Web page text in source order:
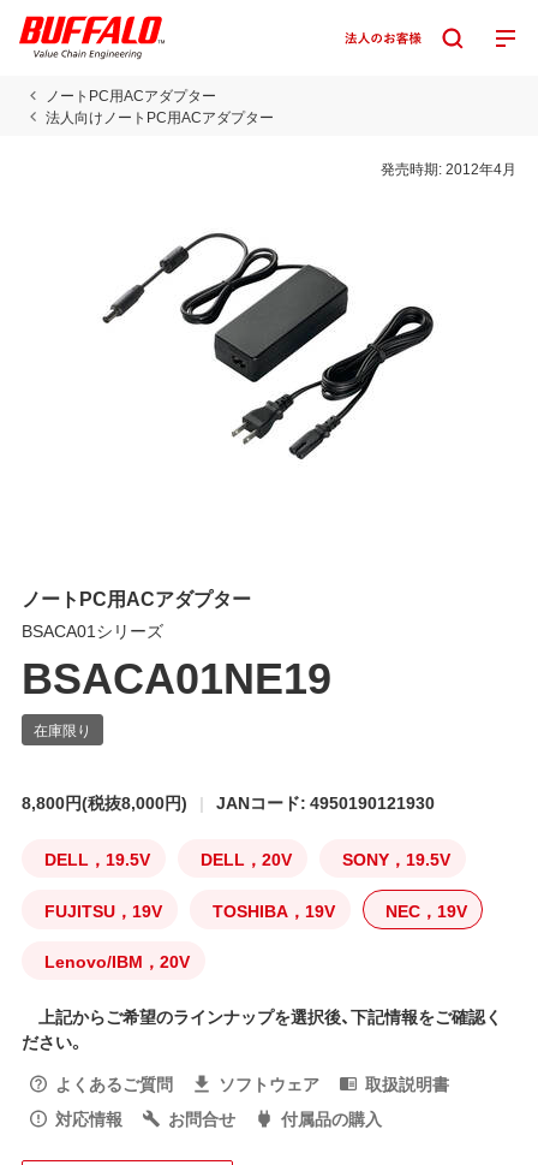
ノートPC用ACアダプター
法人向けノートPC用ACアダプター
発売時期:2012年4月
ノートPC用ACアダプター
BSACA01シリーズ
BSACA01NE19
8,800円(税抜8,000円) JANコード: 4950190121930
DELL，19.5V DELL，20V SONY，19.5V
FUJITSU，19V TOSHIBA，19V NEC，19V
Lenovo/IBM，20V
上記からご希望のラインナップを選択後、下記情報をご確認く
ださい。
よくあるご質問
ソフトウェア
取扱説明書
対応情報
お問合せ 付属品の購入